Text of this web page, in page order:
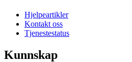
Hjelpeartikler
Kontakt oss
Tjenestestatus
Kunnskap